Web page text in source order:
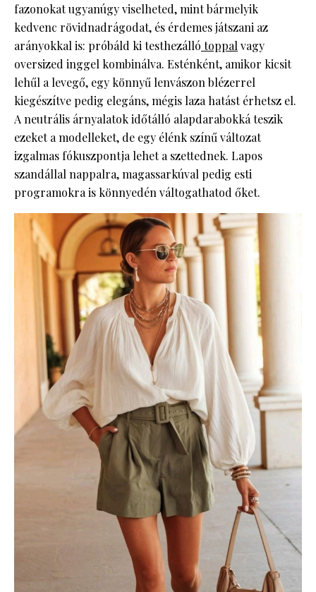
fazonokat ugyanúgy viselheted, mint bármelyik
kedvenc rövidnadrágodat, és érdemes játszani az
arányokkal is: próbáld ki testhezálló toppalvagy
oversized inggel kombinálva. Esténként, amikor kicsit
lehűl a levegő, egy könnyű lenvászon blézerrel
kiegészítve pedig elegáns, mégis laza hatást érhetsz el.
A neutrális árnyalatok időtálló alapdarabokká teszik
ezeket a modelleket, de egy élénk színű változat
izgalmas fókuszpontja lehet a szettednek. Lapos
szandállal nappalra, magassarkúval pedig esti
programokra is könnyedén váltogathatod őket.